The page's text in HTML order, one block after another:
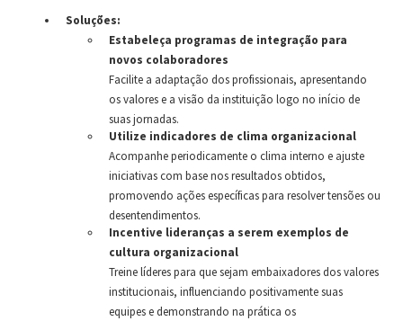
Soluções:
Estabeleça programas de integração para
novos colaboradores
Facilite a adaptação dos profissionais, apresentando
os valores e a visão da instituição logo no início de
suas jornadas.
Utilize indicadores de clima organizacional
Acompanhe periodicamente o clima interno e ajuste
iniciativas com base nos resultados obtidos,
promovendo ações específicas para resolver tensões ou
desentendimentos.
Incentive lideranças a serem exemplos de
cultura organizacional
Treine líderes para que sejam embaixadores dos valores
institucionais, influenciando positivamente suas
equipes e demonstrando na prática os